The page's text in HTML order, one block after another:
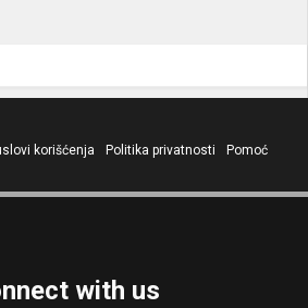
korišćenja Politika privatnosti
Pomoć
with us